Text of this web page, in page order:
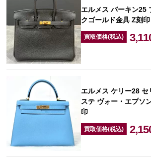
エルメス バーキン25
クゴールド金具 Z刻印
買取価格(税込)
エルメス ケリー28
ステ ヴォー・エプソ
印
買取価格(税込)